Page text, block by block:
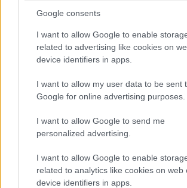
Google consents
I want to allow Google to enable
related to advertising like cookies on
device identifiers in apps.
I want to allow my user data to be sent
Google for online advertising purposes.
I want to allow Google to send me
personalized advertising.
I want to allow Google to enable
related to analytics like cookies on web
device identifiers in apps.
ΔΙΕΘΝΕΊΣ ΕΙΔΉΣΕΙΣ
Περιοδοντίτιδα:
στοχεύει μόνο το
βακτήριο που
προκαλεί τη νόσο
6 Αυγούστου 2026, 7:34 μμ
ΤΟΠΙΚΉ
Κλειδί